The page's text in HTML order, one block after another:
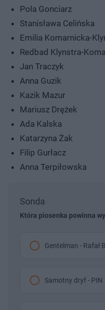
Pola Gonciarz
Stanisława Celińska
Emilia Komarnicka-
Redbad Klynstra-
Jan Traczyk
Anna Guzik
Kazik Mazur
Mariusz Drężek
Ada Kalska
Katarzyna Żak
Filip Gurłacz
Anna Terpiłowska
Sonda
Która piosenka powinna
Gentelman - Rafał
Samotny dryf - PIN